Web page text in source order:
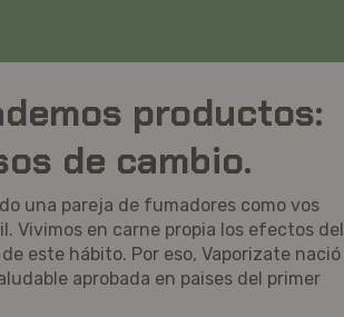
productos:
de cambio.
una pareja de fumadores como vos
Vivimos en carne propia los efectos del
este hábito. Por eso, Vaporizate nació
aprobada en paises del primer